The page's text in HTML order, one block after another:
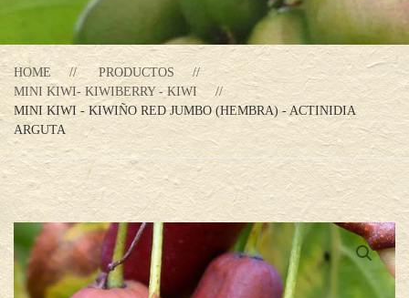
HOME
PRODUCTOS
MINI KIWI- KIWIBERRY - KIWI
MINI KIWI - KIWIÑO RED JUMBO (HEMBRA) - ACTINIDIA
ARGUTA